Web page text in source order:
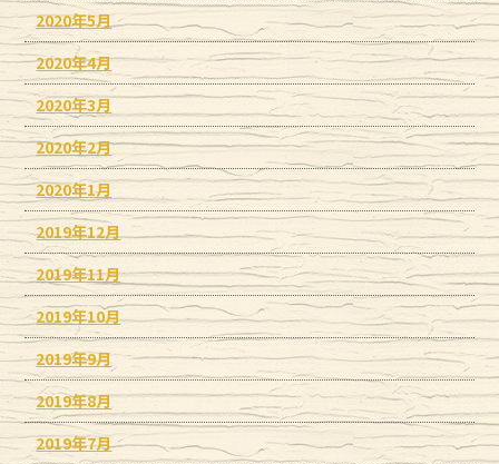
2020年5月
2020年4月
2020年3月
2020年2月
2020年1月
2019年12月
2019年11月
2019年10月
2019年9月
2019年8月
2019年7月